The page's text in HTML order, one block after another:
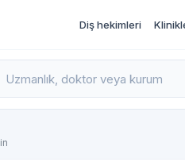
Yorumları İncele ve
Diş hekimleri